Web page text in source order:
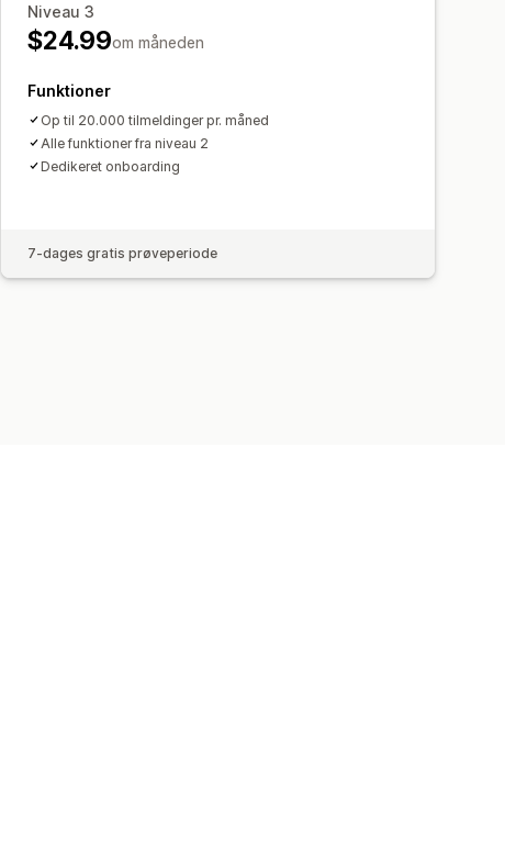
Niveau 3
$24.99om måneden
Funktioner
Op til 20.000 tilmeldinger pr. måned
Alle funktioner fra niveau 2
Dedikeret onboarding
7-dages gratis prøveperiode